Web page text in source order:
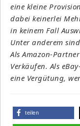
eine kleine
dabei keinerlei
in keinem Fall
Unter anderem
Als Amazon-
Verkäufen. Als
eine Vergütung,
teilen